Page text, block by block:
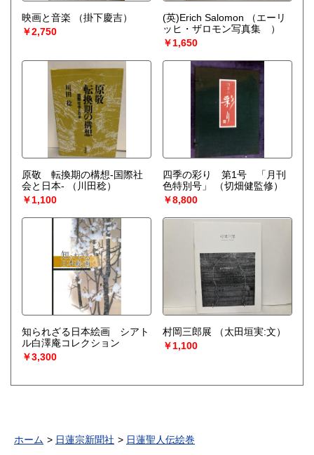
映画と音楽
（掛下慶吉）
￥2,750
(英)Erich Salomon
（エーリ
ッヒ・ザロモン写真集 ）
￥1,650
原敬 転換期の構想-国際社
会と日本-
（川田稔）
￥1,100
四季の彩り 第1号 「月刊
色特別号」
（切畑健監修）
￥8,800
知られざる日本絵画 シアト
ル白澤庵コレクション
￥3,300
村岡三郎展
（太田垣実:文）
￥1,100
ホーム 日蓮宗新聞社 日蓮聖人伝絵巻